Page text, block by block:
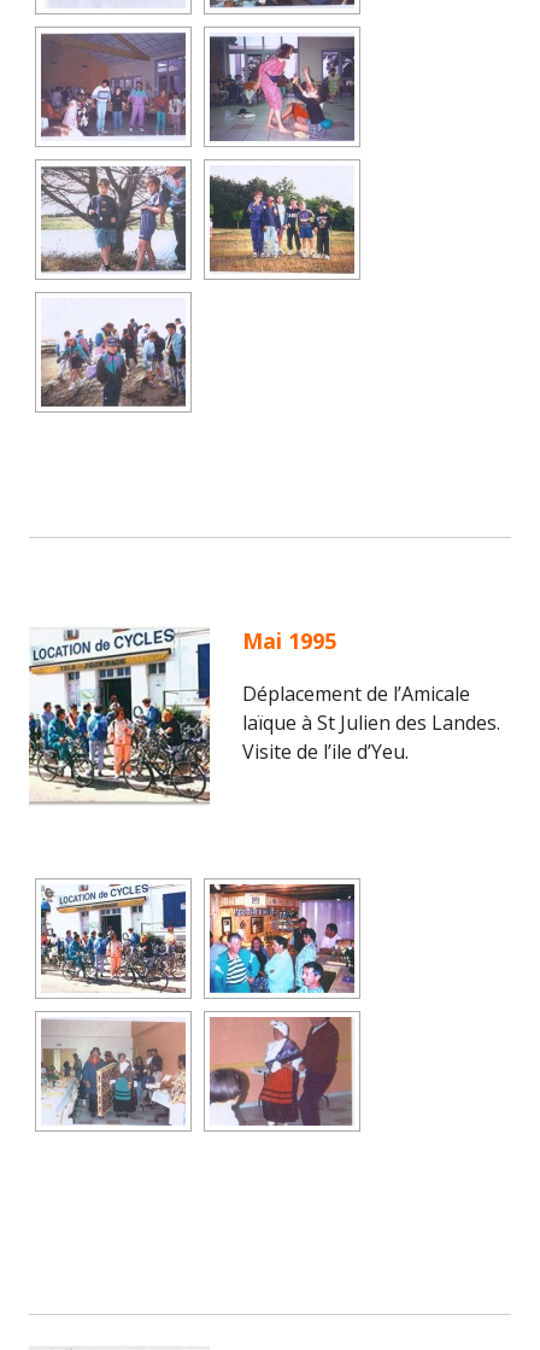
Mai 1995
Déplacement de l’Amicale
laïque à St Julien des Landes.
Visite de l’ile d’Yeu.